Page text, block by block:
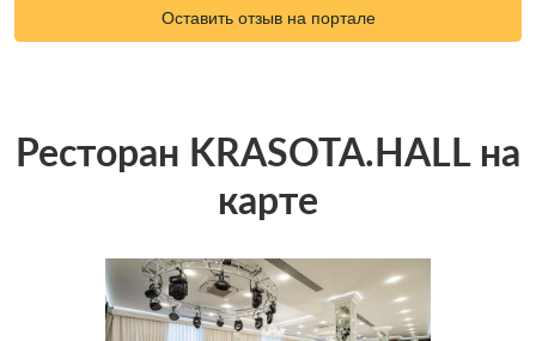
Оставить отзыв на портале
Ресторан KRASOTA.HALL на
карте